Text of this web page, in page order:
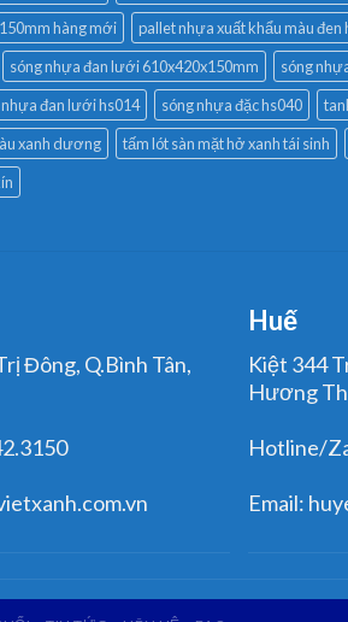
hàng mới
pallet nhựa xuất khẩu màu
sóng nhựa đan lưới 610x420x150mm sóng
nhựa đan lưới hs014 sóng nhựa đặc hs040
xanh dương
tấm lót sàn mặt hở xanh tái sinh
Đông, Q.Bình Tân,
Huế
Kiệt 344
Hương
Hotline/
Email: